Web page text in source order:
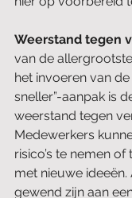
Weerstand tegen
van de
het invoeren van de
sneller”-aanpak is
weerstand tegen
Medewerkers
risico’s te nemen
met nieuwe
gewend zijn aan